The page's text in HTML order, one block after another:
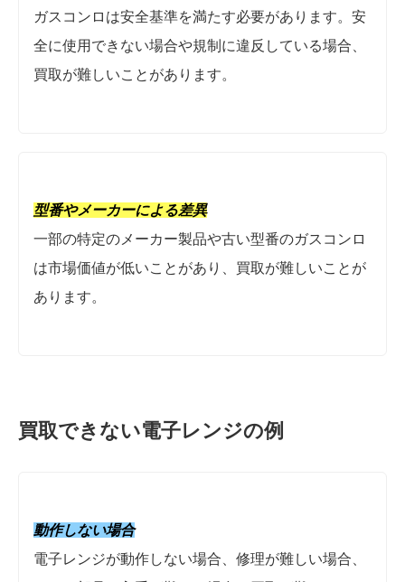
ガスコンロは安全基準を満たす必要があります。安
全に使用できない場合や規制に違反している場合、
買取が難しいことがあります。
型番やメーカーによる差異
一部の特定のメーカー製品や古い型番のガスコンロ
は市場価値が低いことがあり、買取が難しいことが
あります。
買取できない電子レンジの例
動作しない場合
電子レンジが動作しない場合、修理が難しい場合、